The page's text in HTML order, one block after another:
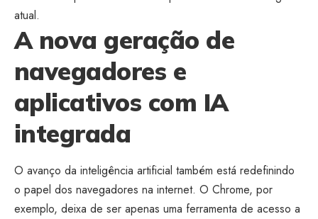
atual.
A nova geração de
navegadores e
aplicativos com IA
integrada
O avanço da inteligência artificial também está redefinindo
o papel dos navegadores na internet. O Chrome, por
exemplo, deixa de ser apenas uma ferramenta de acesso a